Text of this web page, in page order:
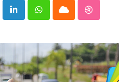
LinkedInWhatsappCloud